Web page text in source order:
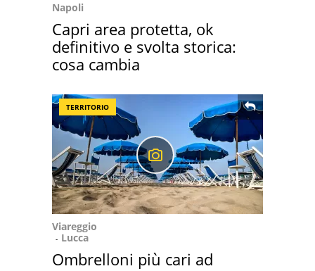
Napoli
Capri area protetta, ok
definitivo e svolta storica:
cosa cambia
TERRITORIO
Viareggio
Lucca
Ombrelloni più cari ad